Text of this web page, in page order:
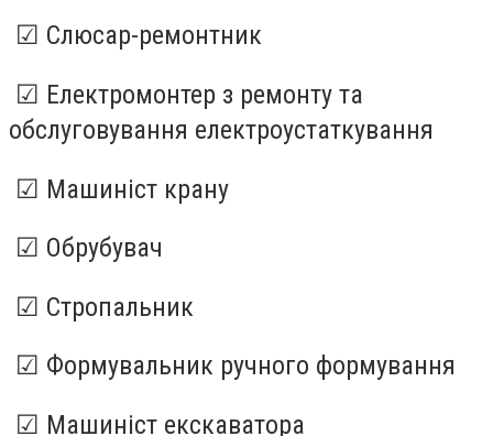
☑ Слюсар-ремонтник
☑ Електромонтер з ремонту та
обслуговування електроустаткування
☑ Машиніст крану
☑ Обрубувач
☑ Стропальник
☑ Формувальник ручного формування
☑ Машиніст екскаватора